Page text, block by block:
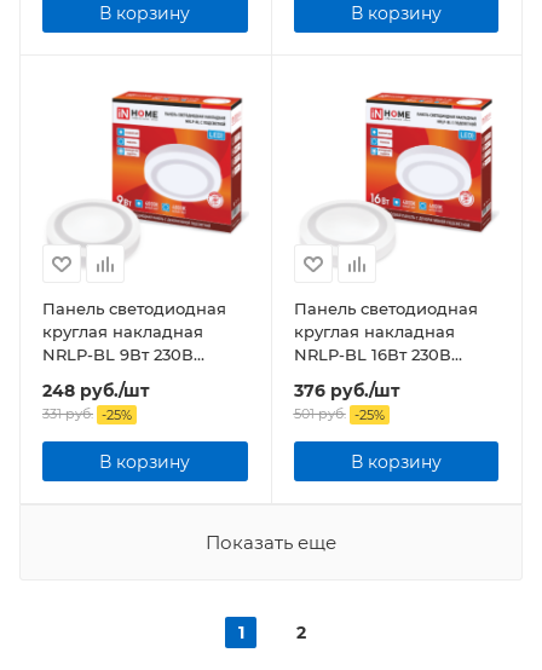
В корзину В корзину
Панель светодиодная
круглая накладная
NRLP-BL 9Вт 230В
4000К 540Лм 145мм с
подсветкой белая IP20
248 руб./шт
331руб. -25%
В корзину
Панель светодиодная
круглая накладная
NRLP-BL 16Вт 230В
4000К 960Лм 195мм с
подсветкой белая IP20
376руб./шт
501руб. -25%
В корзину
Показать еще
1 2